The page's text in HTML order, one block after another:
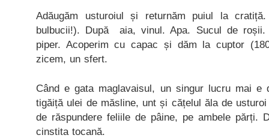
Adăugăm usturoiul și returnăm puiul la cratiță.
bulbucii!). După aia, vinul. Apa. Sucul de
piper. Acoperim cu capac și dăm la cuptor
zicem, un sfert.
Când e gata maglavaisul, un singur lucru mai
tigăiță ulei de măsline, unt și cățelul ăla de
de răspundere feliile de pâine, pe ambele părți.
cinstita tocană.